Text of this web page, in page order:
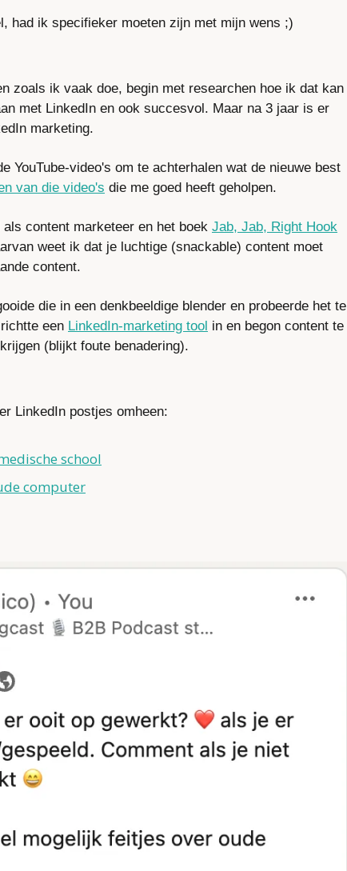
had ik specifieker moeten zijn met mijn wens ;)
zoals ik vaak doe, begin met researchen hoe ik dat kan
met LinkedIn en ook succesvol. Maar na 3 jaar is er
marketing.
YouTube-video's om te achterhalen wat de nieuwe best
van die video's die me goed heeft geholpen.
content marketeer en het boek Jab, Jab, Right Hook
weet ik dat je luchtige (snackable) content moet
content.
die in een denkbeeldige blender en probeerde het te
een LinkedIn-marketing tool in en begon content te
(blijkt foute benadering).
LinkedIn postjes omheen:
school
computer